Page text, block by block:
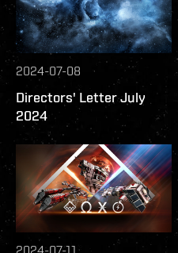
2024-07-08
Directors' Letter July
2024
2024-07-11